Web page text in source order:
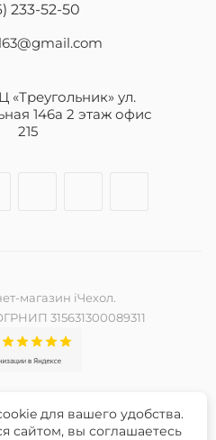
233-52-50
«Треугольник» ул.
146а 2 этаж офис
215
магазин iЧехол.
315631300089311
сайта -
для вашего удобства.
сайтом, вы соглашаетесь